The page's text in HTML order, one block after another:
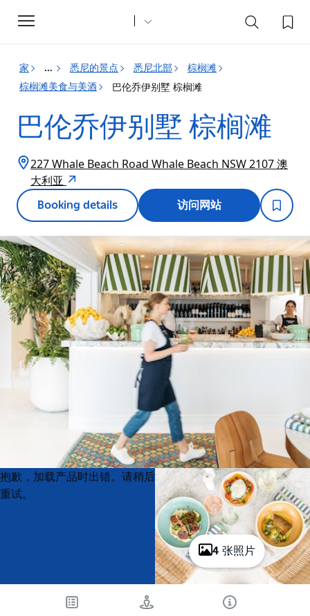
Toggle
navigation
家 ... 悉尼的景点 悉尼北部
棕榈滩
棕榈滩美食与美酒
巴伦乔伊别墅 棕榈滩
巴伦乔伊别墅 棕榈滩
227 Whale Beach Road Whale Beach NSW 2107 澳
大利亚
Booking details 访问网站
4 张照片
Product
List
Product
List
抱歉，加载产品时出错。请稍后
重试。